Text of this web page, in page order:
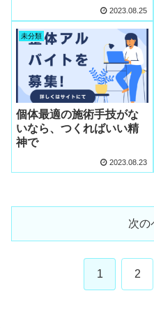
2023.08.25
未分類
個体最適の施術手技がな
いなら、つくればいい精
神で
2023.08.23
次の
1 2